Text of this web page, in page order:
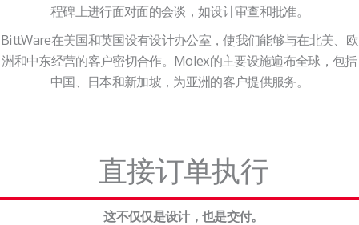
程碑上进行面对面的会谈，如设计审查和批准。
BittWare在美国和英国设有设计办公室，使我们能够与在北美、欧
洲和中东经营的客户密切合作。Molex的主要设施遍布全球，包括
中国、日本和新加坡，为亚洲的客户提供服务。
直接订单执行
这不仅仅是设计，也是交付。